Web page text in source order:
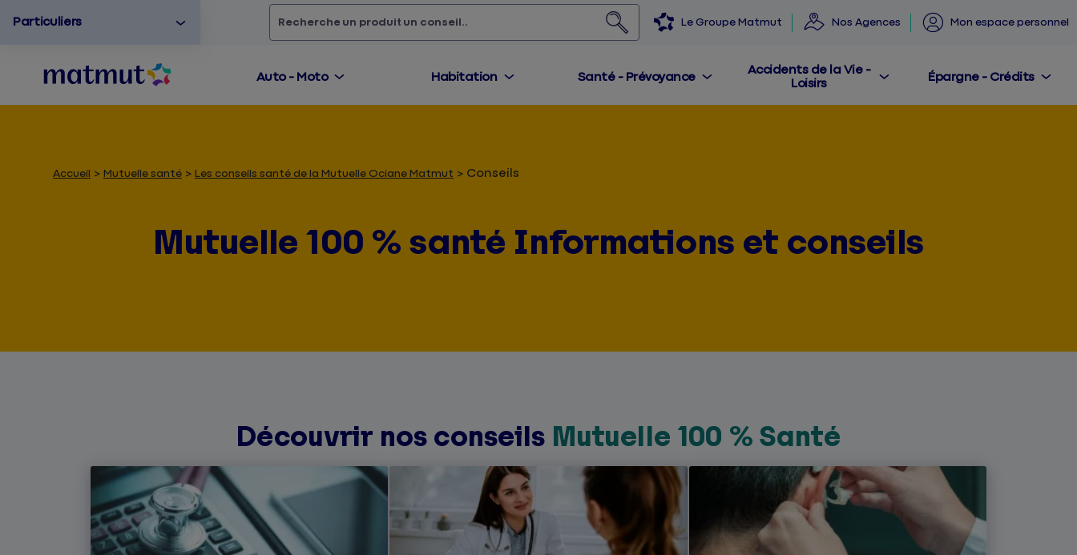
Particuliers Rechercherun produit,un conseil... Le Groupe Matmut Nos Agences Mon espace personnel
Auto - Moto Habitation Santé - Prévoyance
Accidents de la Vie -
Loisirs
Épargne - Crédits
Accueil Mutuelle santé Les conseils santé de la Mutuelle Ociane Matmut Conseils
Mutuelle 100 % santé Informations et conseils
Découvrir nos conseils Mutuelle 100 % Santé